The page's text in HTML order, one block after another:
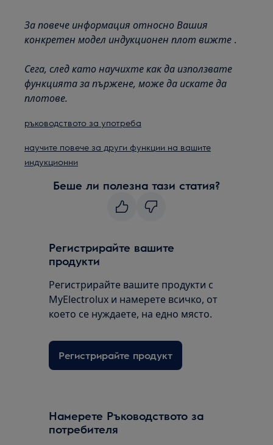
За повече информация относно Вашия
конкретен модел индукционен плот вижте .
Сега, след като научихте как да използвате
функцията за пържене, може да искате да
плотове.
ръководството за употреба
научите повече за други функции на вашите
индукционни
Беше ли полезна тази статия?
Регистрирайте вашите
продукти
Регистрирайте вашите продукти с
MyElectrolux и намерете всичко, от
което се нуждаете, на едно място.
Регистрирайте продукт
Намерете Ръководството за
потребителя